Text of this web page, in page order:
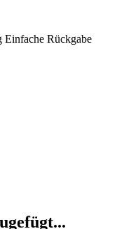
Einfache Rückgabe